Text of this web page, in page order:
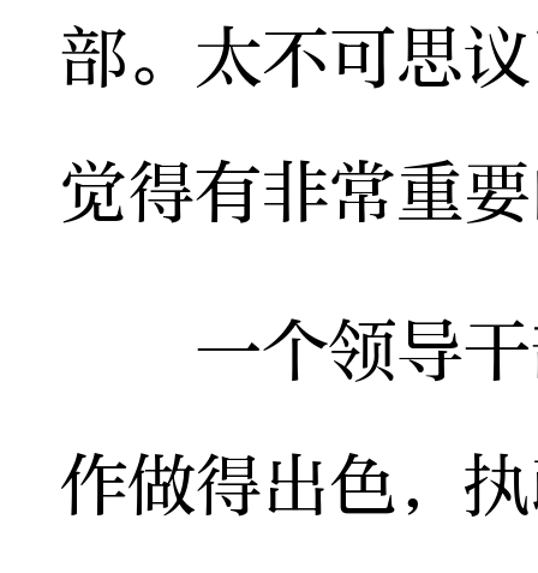
部。太不可思
觉得有非常重
一个领导干
作做得出色，